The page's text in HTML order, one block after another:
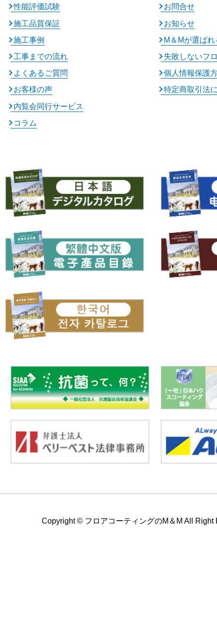
性能評価試験
施工品質保証
施工事例
工事までの流れ
よくあるご質問
お客様の声
内覧会同行サービス
コラム
お問合せ
お知らせ
M＆Mが選ば
失敗しないフ
個人情報保護
特定商取引法
Copyright © フロアコーティングのM＆M All Right